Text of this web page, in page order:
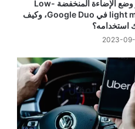
ما هو وضع الإضاءة المنخفضة Low-
light mode في Google Duo، وكيف
استخدامه؟
2023-